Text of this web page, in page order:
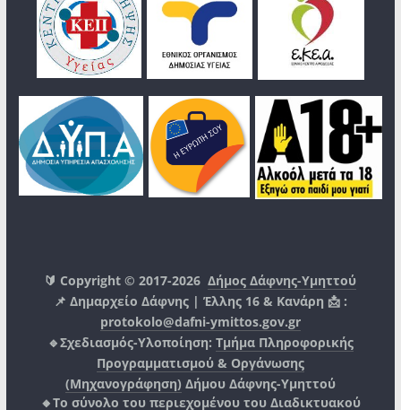
🔰 Copyright © 2017-2026Δήμος Δάφνης-Υμηττού
📌 Δημαρχείο Δάφνης | Έλλης 16 & Κανάρη 📩 :
protokolo@dafni-ymittos.gov.gr
🔹Σχεδιασμός-Υλοποίηση: Τμήμα Πληροφορικής
Προγραμματισμού & Οργάνωσης
(Μηχανογράφηση) Δήμου Δάφνης-Υμηττού
🔸Το σύνολο του περιεχομένου του Διαδικτυακού